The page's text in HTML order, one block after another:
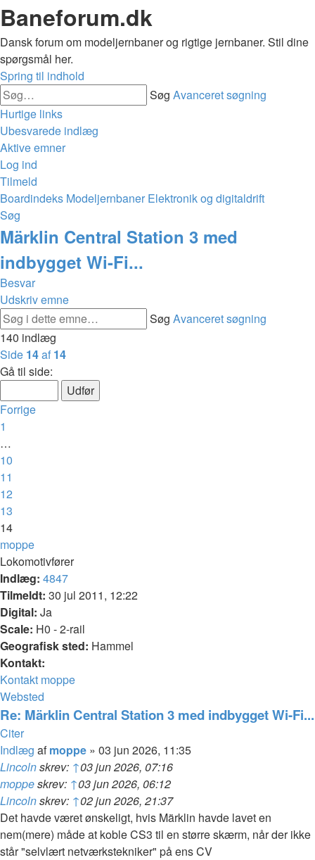
Baneforum.dk
Dansk forum om modeljernbaner og rigtige jernbaner. Stil dine
spørgsmål her.
Spring til indhold
Søg Avanceret søgning
Hurtige links
Ubesvarede indlæg
Aktive emner
Log ind
Tilmeld
Boardindeks Modeljernbaner Elektronik og digitaldrift
Søg
Märklin Central Station 3 med
indbygget Wi-Fi...
Besvar
Udskriv emne
Søg Avanceret søgning
140 indlæg
Side 14af 14
Gå til side:
Forrige
1
…
10
11
12
13
14
moppe
Lokomotivfører
Indlæg: 4847
Tilmeldt: 30 jul 2011, 12:22
Digital: Ja
Scale: H0 - 2-rail
Geografisk sted: Hammel
Kontakt:
Kontakt moppe
Websted
Re: Märklin Central Station 3 med indbygget Wi-Fi...
Citer
Indlæg afmoppe » 03 jun 2026, 11:35
Lincolnskrev: ↑03 jun 2026, 07:16
moppeskrev: ↑03 jun 2026, 06:12
Lincolnskrev: ↑02 jun 2026, 21:37
Det havde været ønskeligt, hvis Märklin havde lavet en
nem(mere) måde at koble CS3 til en større skærm, når der ikke
står "selvlært netværkstekniker" på ens CV